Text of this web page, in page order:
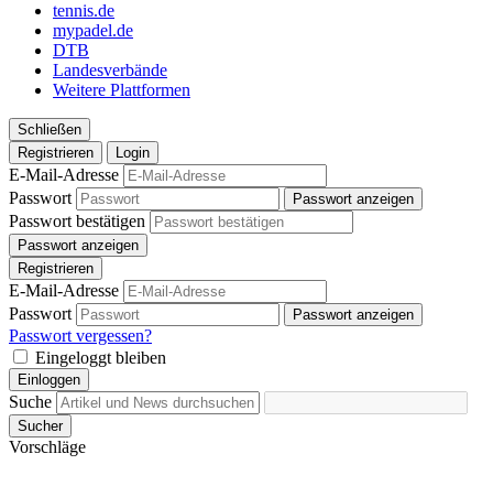
tennis.de
mypadel.de
DTB
Landesverbände
Weitere Plattformen
Schließen
Registrieren
Login
E-Mail-Adresse
Passwort
Passwort anzeigen
Passwort bestätigen
Passwort anzeigen
Registrieren
E-Mail-Adresse
Passwort
Passwort anzeigen
Passwort vergessen?
Eingeloggt bleiben
Einloggen
Suche
Sucher
Vorschläge